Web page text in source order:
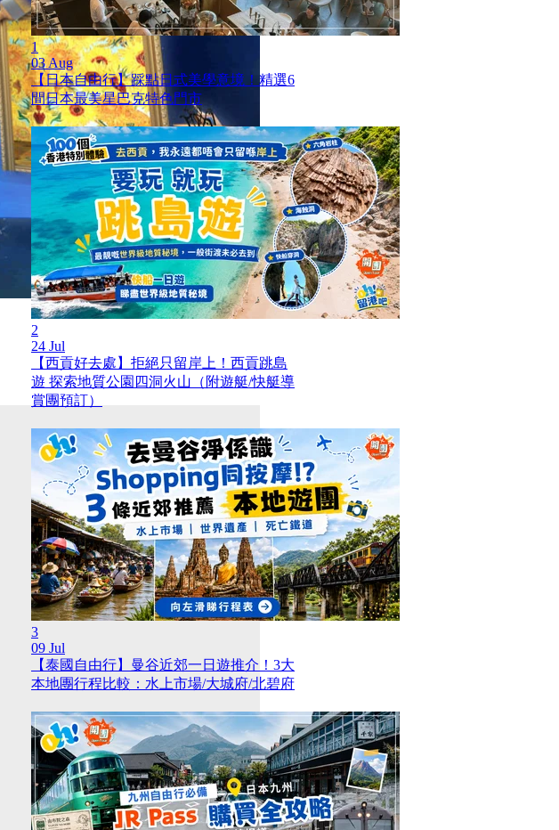
1
03 Aug
【日本自由行】踩點日式美學意境！精選6
間日本最美星巴克特色門市
2
24 Jul
【西貢好去處】拒絕只留岸上！西貢跳島
遊 探索地質公園四洞火山（附遊艇/快艇導
賞團預訂）
3
09 Jul
【泰國自由行】曼谷近郊一日遊推介！3大
本地團行程比較：水上市場/大城府/北碧府